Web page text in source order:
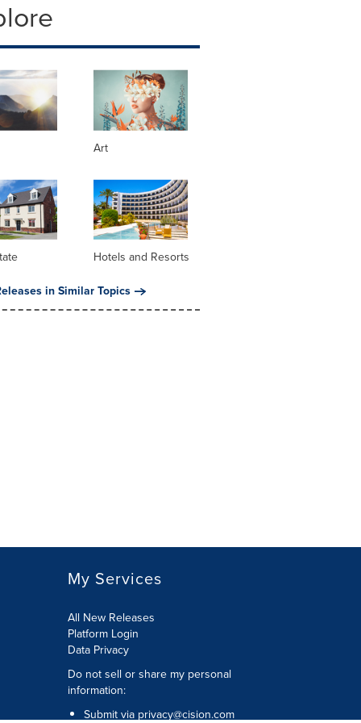
Art
Hotels and Resorts
in Similar Topics
My Services
All New Releases
Platform Login
Data Privacy
Do not sell or share my personal
information:
Submit via privacy@cision.com